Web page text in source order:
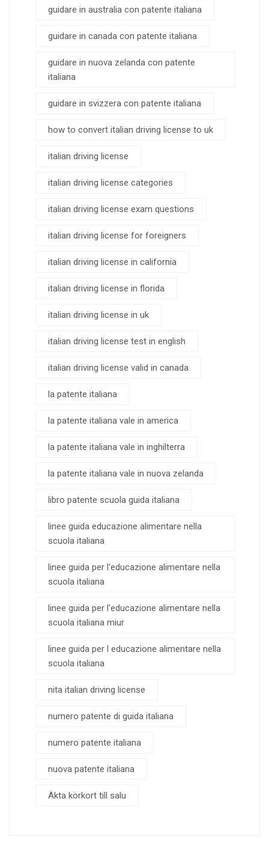
guidare in australia con patente italiana
guidare in canada con patente italiana
guidare in nuova zelanda con patente
italiana
guidare in svizzera con patente italiana
how to convert italian driving license to uk
italian driving license
italian driving license categories
italian driving license exam questions
italian driving license for foreigners
italian driving license in california
italian driving license in florida
italian driving license in uk
italian driving license test in english
italian driving license valid in canada
la patente italiana
la patente italiana vale in america
la patente italiana vale in inghilterra
la patente italiana vale in nuova zelanda
libro patente scuola guida italiana
linee guida educazione alimentare nella
scuola italiana
linee guida per l'educazione alimentare nella
scuola italiana
linee guida per l'educazione alimentare nella
scuola italiana miur
linee guida per l educazione alimentare nella
scuola italiana
nita italian driving license
numero patente di guida italiana
numero patente italiana
nuova patente italiana
Äkta körkort till salu